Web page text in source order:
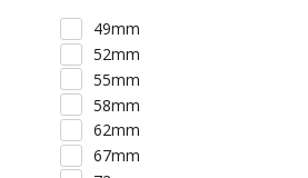
49mm
52mm
55mm
58mm
62mm
67mm